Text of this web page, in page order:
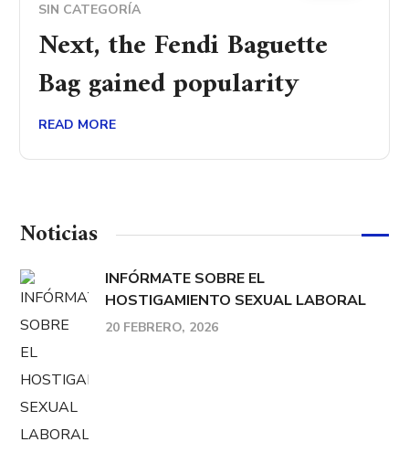
SIN CATEGORÍA
Next, the Fendi Baguette
Bag​ gained popularity
READ MORE
Noticias
INFÓRMATE SOBRE EL
HOSTIGAMIENTO SEXUAL LABORAL
20 FEBRERO, 2026